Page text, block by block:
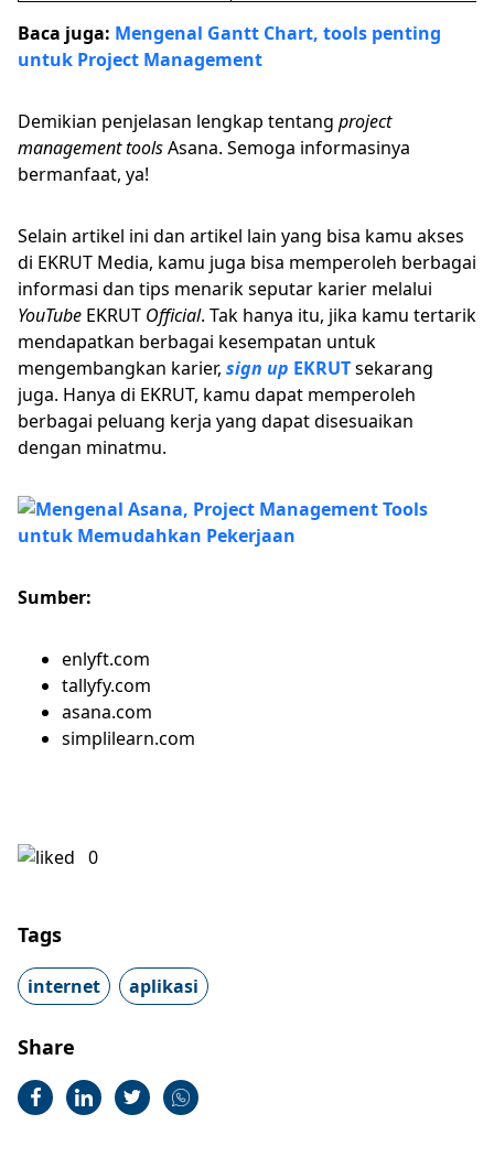
Baca juga: Mengenal Gantt Chart, tools penting
untuk Project Management
Demikian penjelasan lengkap tentang project
management toolsAsana. Semoga informasinya
bermanfaat, ya!
Selain artikel ini dan artikel lain yang bisa kamu akses
di EKRUT Media, kamu juga bisa memperoleh berbagai
informasi dan tips menarik seputar karier melalui
YouTube EKRUT Official. Tak hanya itu, jika kamu tertarik
mendapatkan berbagai kesempatan untuk
mengembangkan karier, sign up EKRUTsekarang
juga. Hanya di EKRUT, kamu dapat memperoleh
berbagai peluang kerja yang dapat disesuaikan
dengan minatmu.
Sumber:
enlyft.com
tallyfy.com
asana.com
simplilearn.com
0
Tags
internet aplikasi
Share